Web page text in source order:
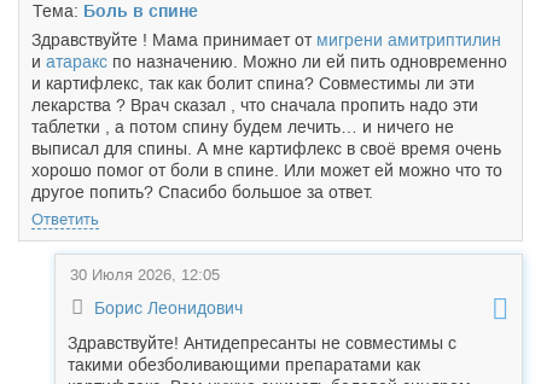
Тема: Боль в спине
Здравствуйте ! Мама принимает от мигрени амитриптилин
и атаракс по назначению. Можно ли ей пить одновременно
и картифлекс, так как болит спина? Совместимы ли эти
лекарства ? Врач сказал , что сначала пропить надо эти
таблетки , а потом спину будем лечить… и ничего не
выписал для спины. А мне картифлекс в своё время очень
хорошо помог от боли в спине. Или может ей можно что то
другое попить? Спасибо большое за ответ.
Ответить
30 Июля 2026, 12:05
Борис Леонидович
Здравствуйте! Антидепресанты не совместимы с
такими обезболивающими препаратами как